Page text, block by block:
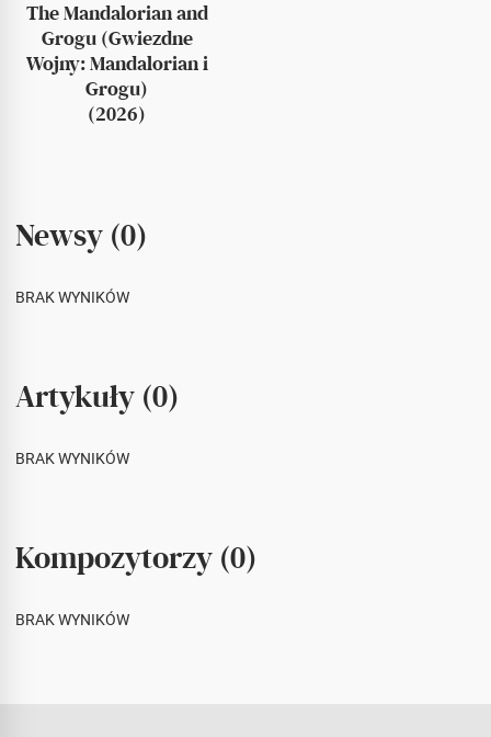
The Mandalorian and
Grogu (Gwiezdne
Wojny: Mandalorian i
Grogu)
(2026)
Newsy (0)
BRAK WYNIKÓW
Artykuły (0)
BRAK WYNIKÓW
Kompozytorzy (0)
BRAK WYNIKÓW